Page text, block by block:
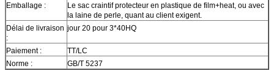
Emballage :
Le sac craintif protecteur en plastique de film+heat, ou avec
la laine de perle, quant au client exigent.
Délai de livraison
:
jour 20 pour 3*40HQ
Paiement :
TT/LC
Norme :
GB/T 5237